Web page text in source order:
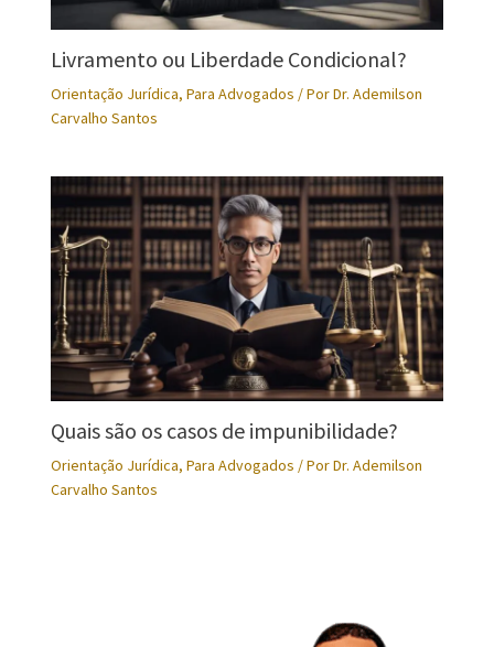
Livramento ou Liberdade Condicional?
Orientação Jurídica, Para Advogados / PorDr. Ademilson
Carvalho Santos
Quais são os casos de impunibilidade?
Orientação Jurídica, Para Advogados / PorDr. Ademilson
Carvalho Santos